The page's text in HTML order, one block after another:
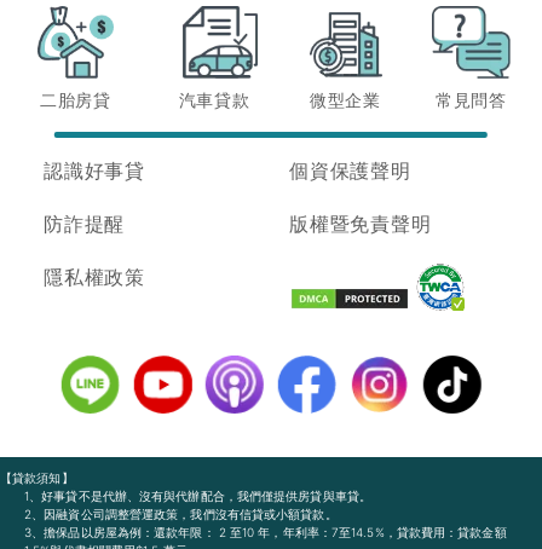
二胎房貸 汽車貸款 微型企業 常見問答
認識好事貸 個資保護聲明
防詐提醒 版權暨免責聲明
隱私權政策
【貸款須知】
1、好事貸不是代辦、沒有與代辦配合，我們僅提供房貸與車貸。
2、因融資公司調整營運政策，我們沒有信貸或小額貸款。
3、擔保品以房屋為例：還款年限： 2 至10 年，年利率：7至14.5%，貸款費用：貸款金額